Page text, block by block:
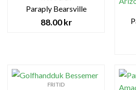
Paraply Bearsville
88.00kr
FRITID